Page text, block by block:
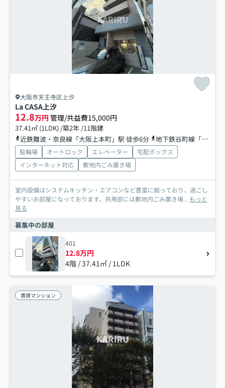
大阪市天王寺区上汐
La CASA上汐
12.8万円 管理/共益費15,000円
37.41㎡ (1LDK) /築2年 /11階建
近鉄難波・奈良線「大阪上本町」駅 徒歩6分
地下鉄谷町線「谷町九丁目」駅 徒歩5分
駐輪場 オートロック エレベーター
宅配ボックス
インターネット対応
敷地内ごみ置き場
室内設備はシステムキッチン・エアコンなど豊富に揃っており、過ごし
やすいお部屋になっております。共用部には敷地内ごみ置き場... もっと
見る
募集中の部屋
401
12.8万円
4階 / 37.41㎡ / 1LDK
賃貸マンション